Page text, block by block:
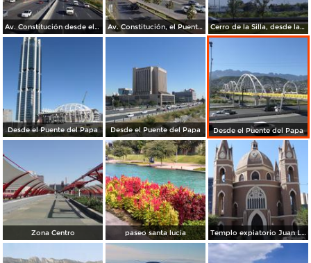
Av. Constitución desde el Pabellon M. Diciembre/2016 Av. Constitución, el Puente del Papa y el cerro de La Silla. Diciembre/2016 Cerro de la Silla, desde la Clínica IMSS 23 Ginecología
Desde el Puente del Papa Desde el Puente del Papa Desde el Puente del Papa
Zona Centro paseo santa lucia Templo expiatorio Juan Luis Gonzaga